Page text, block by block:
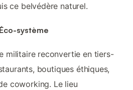
ce belvédère naturel.
système
militaire reconvertie en tiers-
boutiques éthiques,
coworking. Le lieu